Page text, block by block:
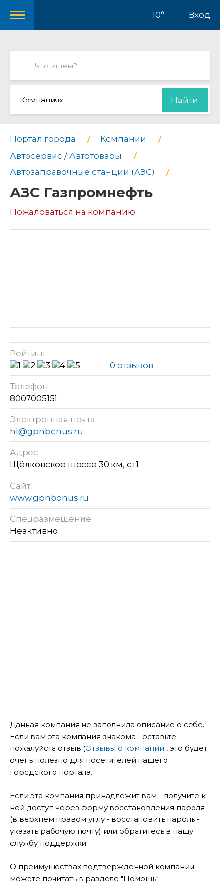
10° Вход
Компаниях Найти
Портал города
Компании
Автосервис / Автотовары
Автозаправочные станции (АЗС)
АЗС Газпромнефть
Пожаловаться на компанию
Рейтинг
0 отзывов
Телефон
8007005151
Электронная почта
hl@gpnbonus.ru
Адрес
Щёлковское шоссе 30 км, ст1
Сайт
www.gpnbonus.ru
Спецразмещение
Неактивно
Данная компания не заполнила описание о себе.
Если вам эта компания знакома - оставьте
пожалуйста отзыв (Отзывы о компании), это будет
очень полезно для посетителей нашего
городского портала.
Если эта компания принадлежит вам - получите к
ней доступ через форму восстановления пароля
(в верхнем правом углу - восстановить пароль -
указать рабочую почту) или обратитесь в нашу
службу поддержки.
О преимуществах подтвержденной компании
можете почитать в разделе "Помощь".